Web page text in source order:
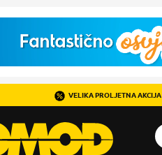
VELIKA PROLJETNA AKCIJA